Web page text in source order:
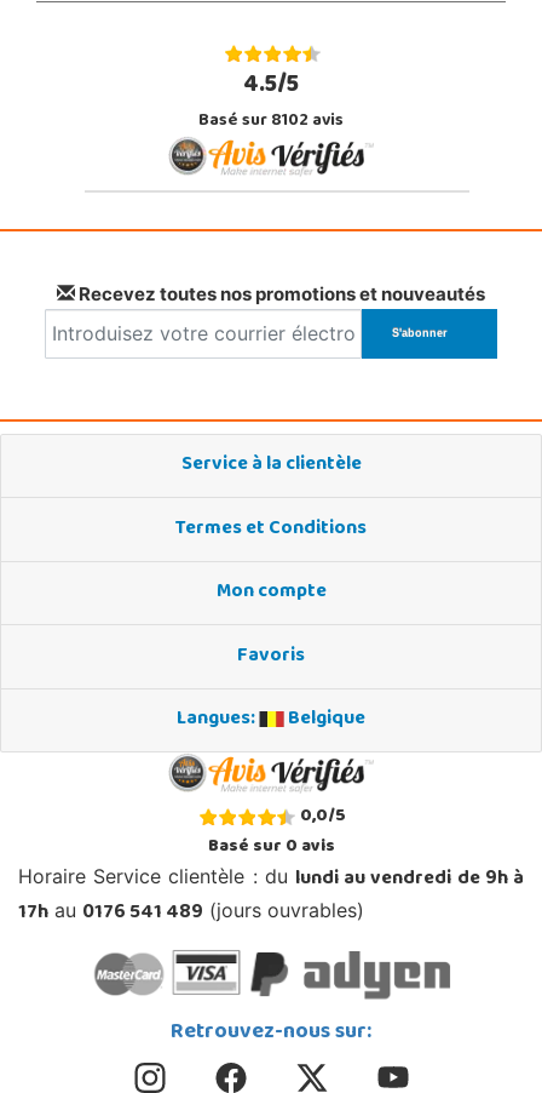
4.5/5
Basé sur 8102 avis
Recevez toutes nos promotions et nouveautés
Service à la clientèle
Termes et Conditions
Mon compte
Favoris
Langues:
Belgique
0,0/5
Basé sur0avis
Horaire Service clientèle : du lundi au vendredi de 9h à
17h au 0176 541 489 (jours ouvrables)
Retrouvez-nous sur: